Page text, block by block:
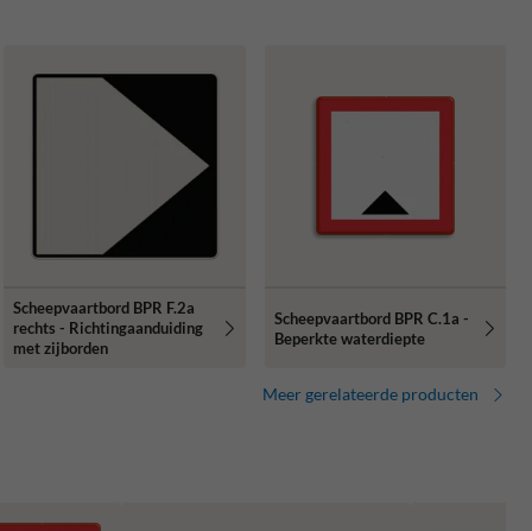
Scheepvaartbord BPR F.2a
rechts - Richtingaanduiding
met zijborden
Scheepvaartbord BPR C.1a -
Beperkte waterdiepte
Meer gerelateerde producten